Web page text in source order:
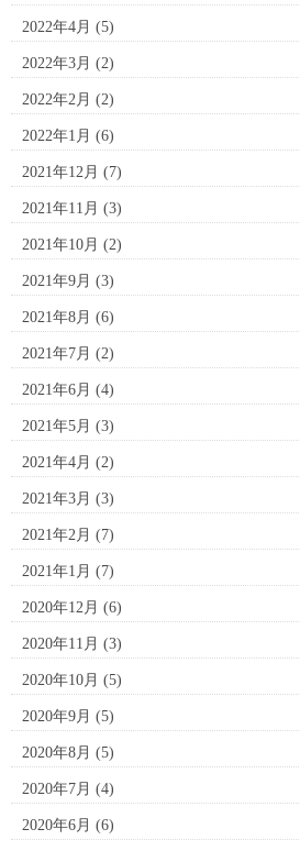
2022年4月 (5)
2022年3月 (2)
2022年2月 (2)
2022年1月 (6)
2021年12月 (7)
2021年11月 (3)
2021年10月 (2)
2021年9月 (3)
2021年8月 (6)
2021年7月 (2)
2021年6月 (4)
2021年5月 (3)
2021年4月 (2)
2021年3月 (3)
2021年2月 (7)
2021年1月 (7)
2020年12月 (6)
2020年11月 (3)
2020年10月 (5)
2020年9月 (5)
2020年8月 (5)
2020年7月 (4)
2020年6月 (6)